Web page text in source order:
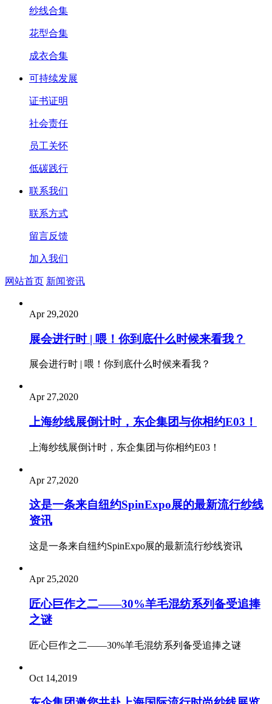
纱线合集
花型合集
成衣合集
可持续发展
证书证明
社会责任
员工关怀
低碳践行
联系我们
联系方式
留言反馈
加入我们
网站首页 新闻资讯
Apr 29,2020
展会进行时 | 喂！你到底什么时候来看我？
展会进行时 | 喂！你到底什么时候来看我？
Apr 27,2020
上海纱线展倒计时，东企集团与你相约E03！
上海纱线展倒计时，东企集团与你相约E03！
Apr 27,2020
这是一条来自纽约SpinExpo展的最新流行纱线
资讯
这是一条来自纽约SpinExpo展的最新流行纱线资讯
Apr 25,2020
匠心巨作之二——30%羊毛混纺系列备受追捧
之谜
匠心巨作之二——30%羊毛混纺系列备受追捧之谜
Oct 14,2019